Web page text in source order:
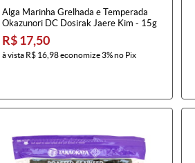
Alga Marinha Grelhada e Temperada
Okazunori DC Dosirak Jaere Kim - 15g
R$ 17,50
à vista R$ 16,98economize3%no Pix